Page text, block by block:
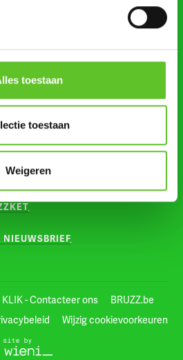
toestaan
toestaan
Weigeren
NIEUWSBRIEF
- Contacteer ons
BRUZZ.be
Wijzig cookievoorkeuren